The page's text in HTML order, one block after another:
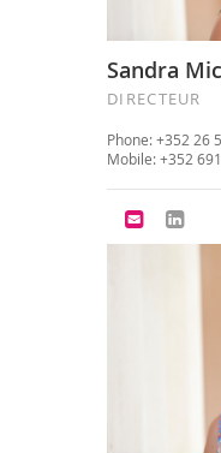
Sandra
DIRECTEUR
Phone: +352 26
Mobile: +352